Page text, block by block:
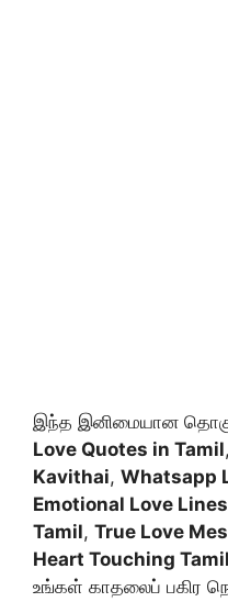
இந்த இனிமையான
Love Quotes in Tamil,
Kavithai, Whatsapp
Emotional Love
Tamil, True Love
Heart Touching
உங்கள் காதலைப் பகிர